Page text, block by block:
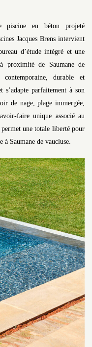
piscine en béton projeté
Jacques Brens intervient
d’étude intégré et une
proximité de Saumane de
durable et
s’adapte parfaitement à son
de nage, plage immergée,
faire unique associé au
une totale liberté pour
Saumane de vaucluse.